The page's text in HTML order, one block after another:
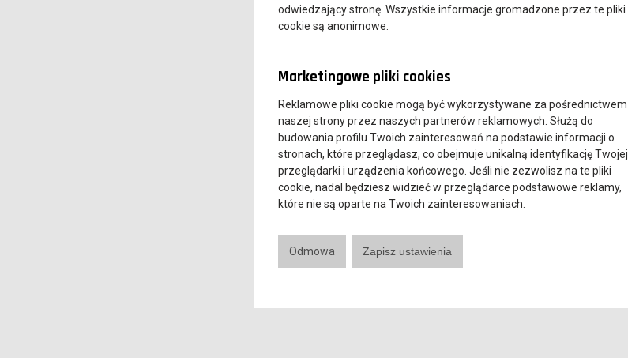
odwiedzający stronę. Wszystkie informacje gromadzone przez te pliki
cookie są anonimowe.
Marketingowe pliki cookies
Reklamowe pliki cookie mogą być wykorzystywane za pośrednictwem
naszej strony przez naszych partnerów reklamowych. Służą do
budowania profilu Twoich zainteresowań na podstawie informacji o
stronach, które przeglądasz, co obejmuje unikalną identyfikację Twojej
przeglądarki i urządzenia końcowego. Jeśli nie zezwolisz na te pliki
cookie, nadal będziesz widzieć w przeglądarce podstawowe reklamy,
które nie są oparte na Twoich zainteresowaniach.
Odmowa Zapisz ustawienia